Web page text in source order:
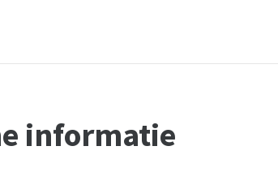
informatie